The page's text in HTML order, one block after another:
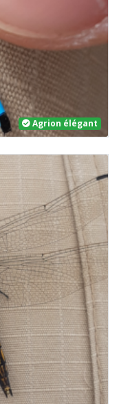
Agrion élégant